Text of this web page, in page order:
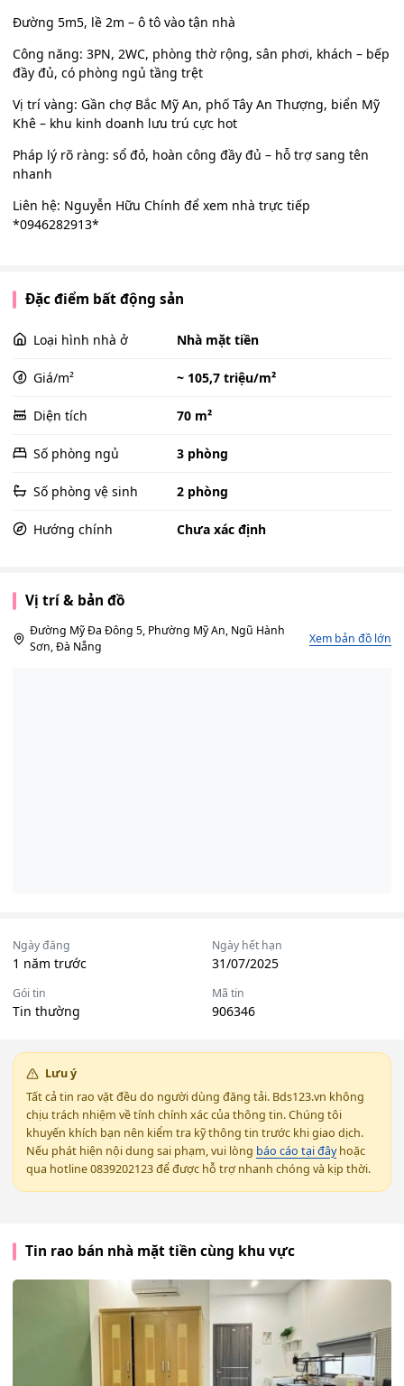
Đường 5m5, lề 2m – ô tô vào tận nhà
Công năng: 3PN, 2WC, phòng thờ rộng, sân phơi, khách – bếp
đầy đủ, có phòng ngủ tầng trệt
Vị trí vàng: Gần chợ Bắc Mỹ An, phố Tây An Thượng, biển Mỹ
Khê – khu kinh doanh lưu trú cực hot
Pháp lý rõ ràng: sổ đỏ, hoàn công đầy đủ – hỗ trợ sang tên
nhanh
Liên hệ: Nguyễn Hữu Chính để xem nhà trực tiếp
*0946282913*
Đặc điểm bất động sản
Loại hình nhà ở Nhà mặt tiền
Giá/m² ~ 105,7 triệu/m²
Diện tích 70 m²
Số phòng ngủ 3 phòng
Số phòng vệ sinh 2 phòng
Hướng chính Chưa xác định
Vị trí & bản đồ
Đường Mỹ Đa Đông 5, Phường Mỹ An, Ngũ Hành
Sơn, Đà Nẵng
Xem bản đồ lớn
Ngày đăng
1 năm trước
Ngày hết hạn
31/07/2025
Gói tin
Tin thường
Mã tin
906346
Lưu ý
Tất cả tin rao vặt đều do người dùng đăng tải. Bds123.vn không
chịu trách nhiệm về tính chính xác của thông tin. Chúng tôi
khuyến khích bạn nên kiểm tra kỹ thông tin trước khi giao dịch.
Nếu phát hiện nội dung sai phạm, vui lòng báo cáo tại đâyhoặc
qua hotline 0839202123 để được hỗ trợ nhanh chóng và kịp thời.
Tin rao bán nhà mặt tiền cùng khu vực